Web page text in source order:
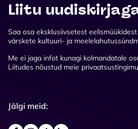
Liitu
Saa osa eksklusiivsetest
värskete kultuuri- ja
Me ei jaga infot kunagi kolmandatale
Liitudes nõustud meie
Jälgi meid: